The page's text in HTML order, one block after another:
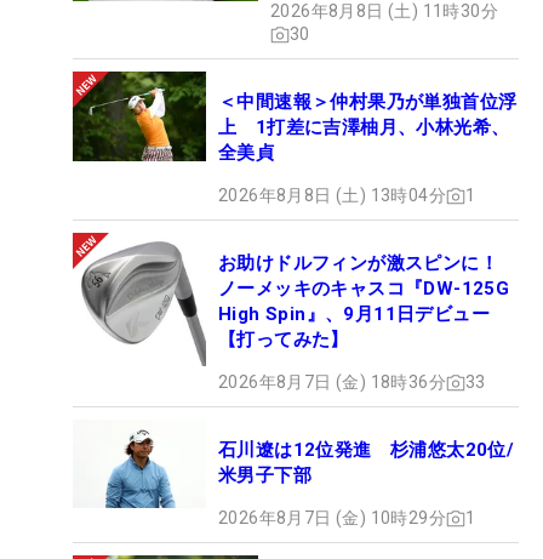
ュー
2026年8月8日 (土) 11時30分
30
＜中間速報＞仲村果乃が単独首位浮
上 1打差に吉澤柚月、小林光希、
全美貞
2026年8月8日 (土) 13時04分 1
お助けドルフィンが激スピンに！
ノーメッキのキャスコ『DW-125G
High Spin』、9月11日デビュー
【打ってみた】
2026年8月7日 (金) 18時36分 33
石川遼は12位発進 杉浦悠太20位/
米男子下部
2026年8月7日 (金) 10時29分 1